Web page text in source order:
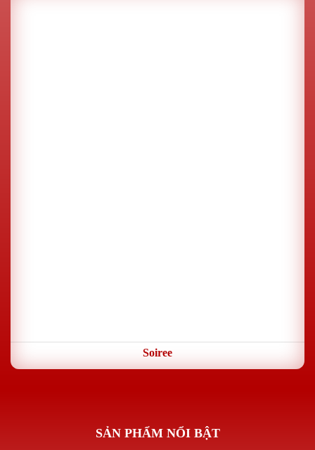
Kết hợp hài hoà giữa phong cách dạ tiệc và nét truyền
thống Á Đông – thanh lịch và quý phái.
Soiree
SẢN PHẨM NỔI BẬT